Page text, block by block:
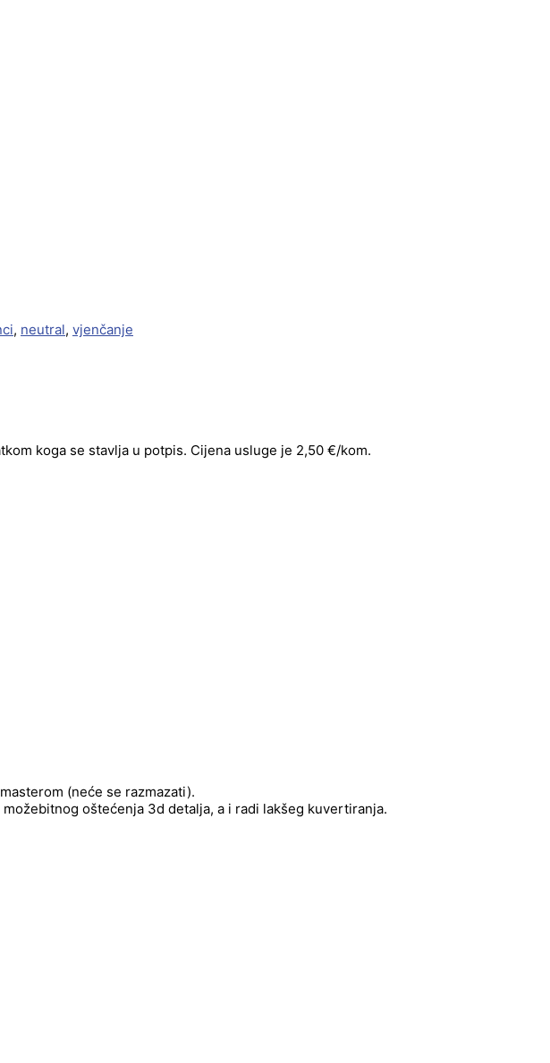
, neutral, vjenčanje
koga se stavlja u potpis. Cijena usluge je 2,50 €/kom.
(neće se razmazati).
oštećenja 3d detalja, a i radi lakšeg kuvertiranja.